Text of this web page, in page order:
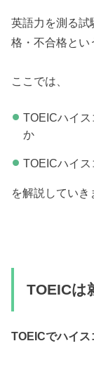
英語力を測る試
格・不合格とい
ここでは、
TOEICハイ
か
TOEICハイ
を解説していき
TOEICは
TOEICでハイス